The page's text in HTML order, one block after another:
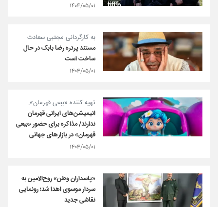
۱۴۰۴/۰۵/۰۱
به کارگردانی مجتبی سعادت
مستند پرتره رضا بابک در حال
ساخت است
۱۴۰۴/۰۵/۰۱
تهیه کننده «ببعی قهرمان»:
انیمیشن‌های ایرانی قهرمان
ندارند/ مذاکره برای حضور «ببعی
قهرمان» در بازارهای جهانی
۱۴۰۴/۰۵/۰۱
«پاسداران وطن» روح‌الامین به
سردار موسوی اهدا شد؛ رونمایی
نقاشی جدید